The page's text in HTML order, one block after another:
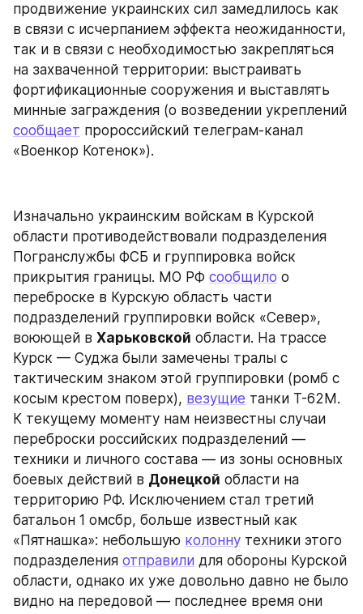
продвижение украинских сил замедлилось как
в связи с исчерпанием эффекта неожиданности,
так и в связи с необходимостью закрепляться
на захваченной территории: выстраивать
фортификационные сооружения и выставлять
сообщает пророссийский телеграм-канал
«Военкор Котенок»).
Изначально украинским войскам в Курской
области противодействовали подразделения
Погранслужбы ФСБ и группировка войск
прикрытия границы. МО РФ сообщило о
переброске в Курскую область части
подразделений группировки войск «Север»,
воюющей в Харьковской области. На трассе
Курск — Суджа были замечены тралы с
тактическим знаком этой группировки (ромб с
косым крестом поверх), везущие танки Т-62М.
К текущему моменту нам неизвестны случаи
переброски российских подразделений —
техники и личного состава — из зоны основных
боевых действий в Донецкой области на
территорию РФ. Исключением стал третий
батальон 1 омсбр, больше известный как
«Пятнашка»: небольшую колонну техники этого
подразделения отправили для обороны Курской
области, однако их уже довольно давно не было